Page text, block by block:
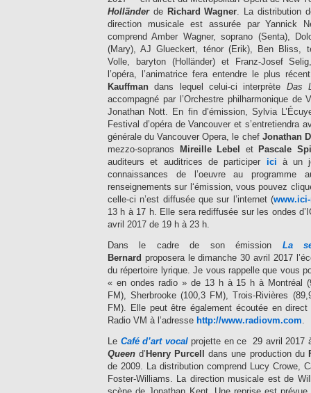
Holländer de Richard Wagner . La distribution
direction musicale est assurée par Yannick
comprend Amber Wagner, soprano (Senta),
(Mary), AJ Glueckert, ténor (Erik), Ben Bliss,
Volle, baryton (Holländer) et Franz-Josef
l’opéra, l’animatrice fera entendre le plus
Kauffman dans lequel celui-ci interprète Das
accompagné par l’Orchestre philharmonique de
Jonathan Nott. En fin d’émission, Sylvia
Festival d’opéra de Vancouver et s’entretiendra
générale du Vancouver Opera, le chef Jonathan
mezzo-sopranos
Mireille Lebel et Pascale
auditeurs et auditrices de participer ici à un
connaissances de l’oeuvre au programme
renseignements sur l‘émission, vous pouvez
celle-ci n’est diffusée que sur l’internet (
13 h à 17 h. Elle sera rediffusée sur les ondes
avril 2017 de 19 h à 23 h.
Dans le cadre de son émission La
Bernard proposera le dimanche 30 avril 2017
du répertoire lyrique. Je vous rappelle que vous
« en ondes radio » de 13 h à 15 h à Montréal
FM), Sherbrooke (100,3 FM), Trois-Rivières
FM). Elle peut être également écoutée en
Radio VM à l’adresse http://www.radiovm.com
Le Café d’art vocalprojette en ce 29 avril 2017
Queen d’ Henry Purcell dans une production du
de 2009. La distribution comprend Lucy Crowe,
Foster-Williams. La direction musicale est de